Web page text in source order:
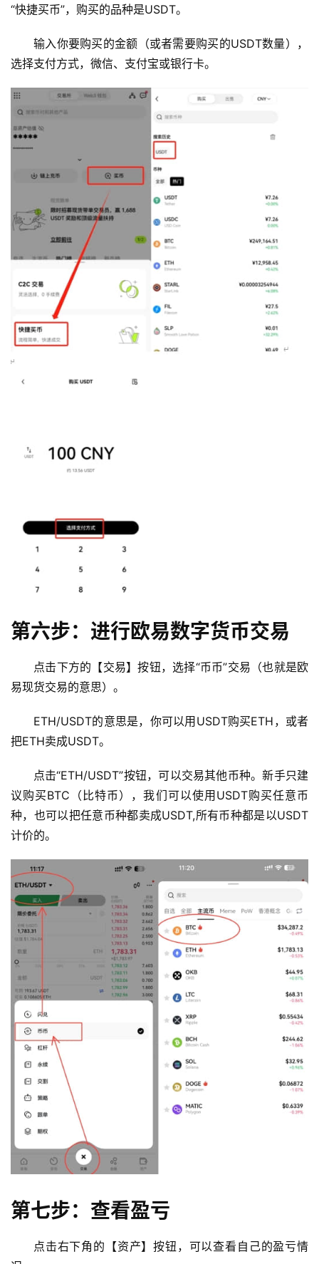
分
币
见
问
题
“快捷买币”，购买的品种是USDT。
输入你要购买的金额（或者需要购买的USDT数量），
选择支付方式，微信、支付宝或银行卡。
第六步：进行欧易数字货币交易
点击下方的【交易】按钮，选择“币币”交易（也就是欧
易现货交易的意思）。
ETH/USDT的意思是，你可以用USDT购买ETH，或者
把ETH卖成USDT。
点击“ETH/USDT”按钮，可以交易其他币种。新手只建
议购买BTC（比特币），我们可以使用USDT购买任意币
种，也可以把任意币种都卖成USDT,所有币种都是以USDT
计价的。
第七步：查看盈亏
点击右下角的【资产】按钮，可以查看自己的盈亏情